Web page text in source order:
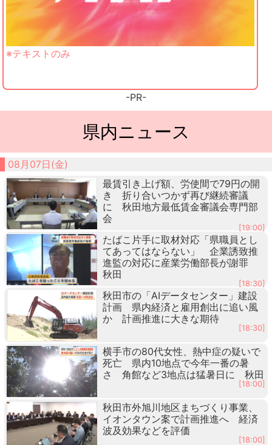
※テキストのみ
-PR-
県内ニュース
08月07日(金)
最賃引き上げ額、労使間で79円の開
き 折り合いつかず再び継続審議
に 秋田地方最低賃金審議会専門部
会
[19:00]
たばこ片手に取材対応「県職員とし
てあってはならない」 企業誘致推
進監の対応に産業労働部長が謝罪
秋田
[18:30]
秋田市の「AIデータセンター」建設
計画 県内経済と雇用創出に追い風
か 計画推進に大きな期待
[18:30]
横手市の80代女性、熱中症の疑いで
死亡 県内10地点で今年一番の暑
さ 角館など3地点は猛暑日に 秋田
[18:00]
秋田市外旭川地区まちづくり事業、
イオンタウン案で計画推進へ 経済
波及効果などを評価
[18:00]